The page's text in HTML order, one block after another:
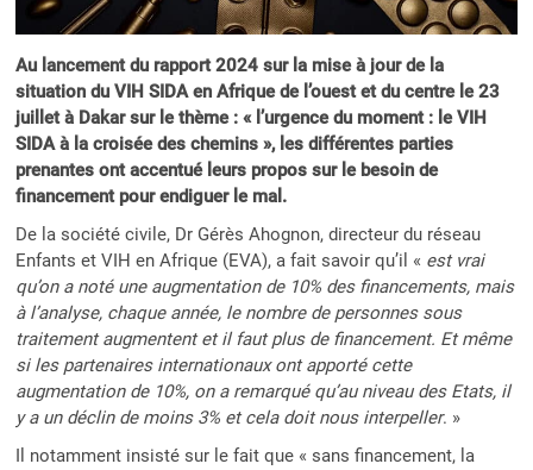
Au lancement du rapport 2024 sur la mise à jour de la
situation du VIH SIDA en Afrique de l’ouest et du centre le 23
juillet à Dakar sur le thème : « l’urgence du moment : le VIH
SIDA à la croisée des chemins », les différentes parties
prenantes ont accentué leurs propos sur le besoin de
financement pour endiguer le mal.
De la société civile, Dr Gérès Ahognon, directeur du réseau
Enfants et VIH en Afrique (EVA), a fait savoir qu’il « est vrai
qu’on a noté une augmentation de 10% des financements, mais
à l’analyse, chaque année, le nombre de personnes sous
traitement augmentent et il faut plus de financement. Et même
si les partenaires internationaux ont apporté cette
augmentation de 10%, on a remarqué qu’au niveau des Etats, il
y a un déclin de moins 3% et cela doit nous interpeller. »
Il notamment insisté sur le fait que « sans financement, la